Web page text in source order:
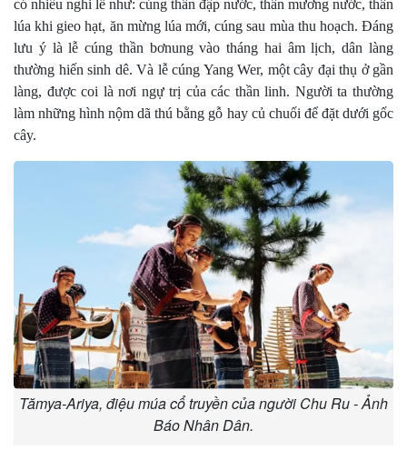
có nhiều nghi lễ như: cúng thần đập nước, thần mương nước, thần
lúa khi gieo hạt, ăn mừng lúa mới, cúng sau mùa thu hoạch. Ðáng
lưu ý là lễ cúng thần bơnung vào tháng hai âm lịch, dân làng
thường hiến sinh dê. Và lễ cúng Yang Wer, một cây đại thụ ở gần
làng, được coi là nơi ngự trị của các thần linh. Người ta thường
làm những hình nộm dã thú bằng gỗ hay củ chuối để đặt dưới gốc
cây.
Tămya-Ariya, điệu múa cổ truyền của người Chu Ru - Ảnh
Báo Nhân Dân.